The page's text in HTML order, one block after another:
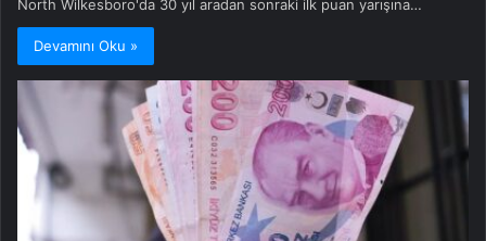
North Wilkesboro'da 30 yıl aradan sonraki ilk puan yarışına…
Devamını Oku »